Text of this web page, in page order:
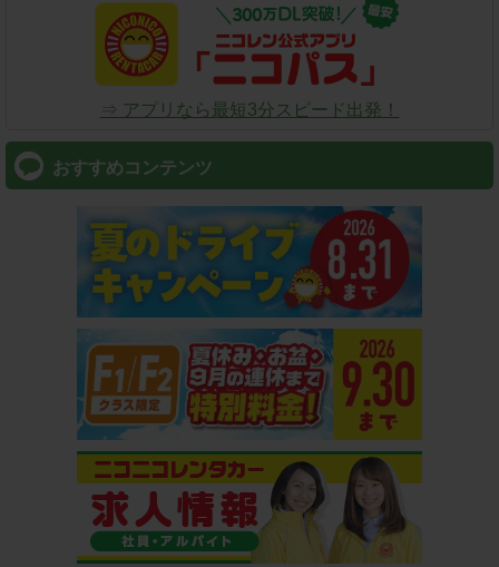
⇒ アプリなら最短3分スピード出発！
おすすめコンテンツ